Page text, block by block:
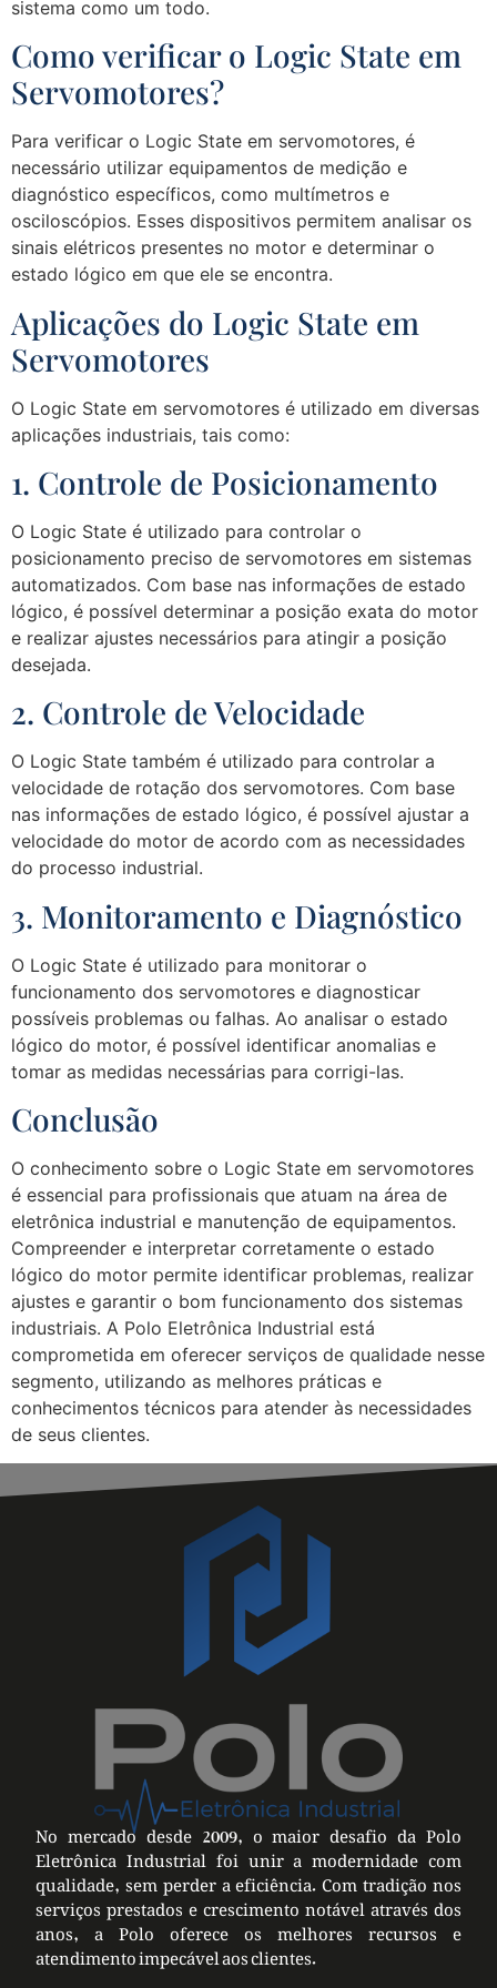
sistema como um todo.
Como verificar o Logic State em
Servomotores?
Para verificar o Logic State em servomotores, é
necessário utilizar equipamentos de medição e
diagnóstico específicos, como multímetros e
osciloscópios. Esses dispositivos permitem analisar os
sinais elétricos presentes no motor e determinar o
estado lógico em que ele se encontra.
Aplicações do Logic State em
Servomotores
O Logic State em servomotores é utilizado em diversas
aplicações industriais, tais como:
1. Controle de Posicionamento
O Logic State é utilizado para controlar o
posicionamento preciso de servomotores em sistemas
automatizados. Com base nas informações de estado
lógico, é possível determinar a posição exata do motor
e realizar ajustes necessários para atingir a posição
desejada.
2. Controle de Velocidade
O Logic State também é utilizado para controlar a
velocidade de rotação dos servomotores. Com base
nas informações de estado lógico, é possível ajustar a
velocidade do motor de acordo com as necessidades
do processo industrial.
3. Monitoramento e Diagnóstico
O Logic State é utilizado para monitorar o
funcionamento dos servomotores e diagnosticar
possíveis problemas ou falhas. Ao analisar o estado
lógico do motor, é possível identificar anomalias e
tomar as medidas necessárias para corrigi-las.
Conclusão
O conhecimento sobre o Logic State em servomotores
é essencial para profissionais que atuam na área de
eletrônica industrial e manutenção de equipamentos.
Compreender e interpretar corretamente o estado
lógico do motor permite identificar problemas, realizar
ajustes e garantir o bom funcionamento dos sistemas
industriais. A Polo Eletrônica Industrial está
comprometida em oferecer serviços de qualidade nesse
segmento, utilizando as melhores práticas e
conhecimentos técnicos para atender às necessidades
de seus clientes.
No mercado desde 2009, o maior desafio da Polo
Eletrônica Industrial foi unir a modernidade com
qualidade, sem perder a eficiência. Com tradição nos
serviços prestados e crescimento notável através dos
anos, a Polo oferece os melhores recursos e
atendimento impecável aos clientes.